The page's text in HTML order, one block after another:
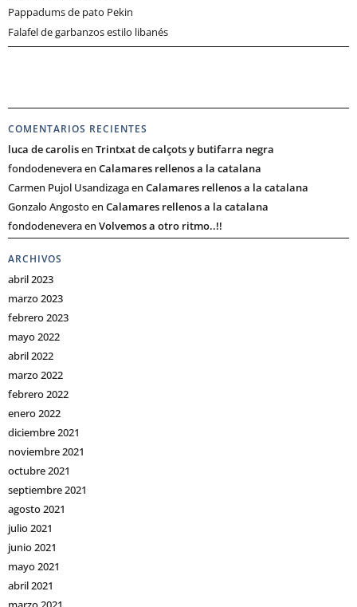
Pappadums de pato Pekin
Falafel de garbanzos estilo libanés
COMENTARIOS RECIENTES
luca de carolisen Trintxat de calçots y butifarra negra
fondodeneveraen Calamares rellenos a la catalana
Carmen Pujol Usandizagaen Calamares rellenos a la catalana
Gonzalo Angostoen Calamares rellenos a la catalana
fondodeneveraen Volvemos a otro ritmo..!!
ARCHIVOS
abril 2023
marzo 2023
febrero 2023
mayo 2022
abril 2022
marzo 2022
febrero 2022
enero 2022
diciembre 2021
noviembre 2021
octubre 2021
septiembre 2021
agosto 2021
julio 2021
junio 2021
mayo 2021
abril 2021